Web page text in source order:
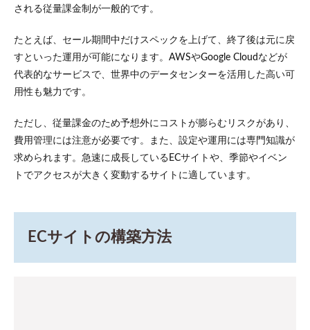
される従量課金制が一般的です。
たとえば、セール期間中だけスペックを上げて、終了後は元に戻
すといった運用が可能になります。AWSやGoogle Cloudなどが
代表的なサービスで、世界中のデータセンターを活用した高い可
用性も魅力です。
ただし、従量課金のため予想外にコストが膨らむリスクがあり、
費用管理には注意が必要です。また、設定や運用には専門知識が
求められます。急速に成長しているECサイトや、季節やイベン
トでアクセスが大きく変動するサイトに適しています。
ECサイトの構築方法